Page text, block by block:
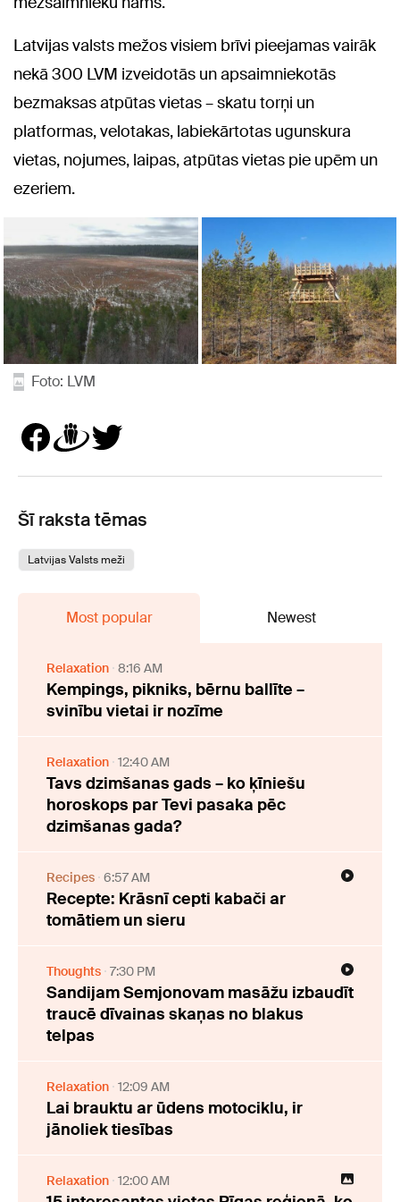
Latvijas valsts mežos visiem brīvi pieejamas vairāk
nekā 300 LVM izveidotās un apsaimniekotās
bezmaksas atpūtas vietas – skatu torņi un
platformas, velotakas, labiekārtotas ugunskura
vietas, nojumes, laipas, atpūtas vietas pie upēm un
ezeriem.
Foto: LVM
Šī raksta tēmas
Latvijas Valsts meži
Most popular Newest
Relaxation 8:16 AM
Kempings, pikniks, bērnu ballīte –
svinību vietai ir nozīme
Relaxation 12:40 AM
Tavs dzimšanas gads – ko ķīniešu
horoskops par Tevi pasaka pēc
dzimšanas gada?
Recipes 6:57 AM
Recepte: Krāsnī cepti kabači ar
tomātiem un sieru
Thoughts 7:30 PM
Sandijam Semjonovam masāžu izbaudīt
traucē dīvainas skaņas no blakus
telpas
Relaxation 12:09 AM
Lai brauktu ar ūdens motociklu, ir
jānoliek tiesības
Relaxation 12:00 AM